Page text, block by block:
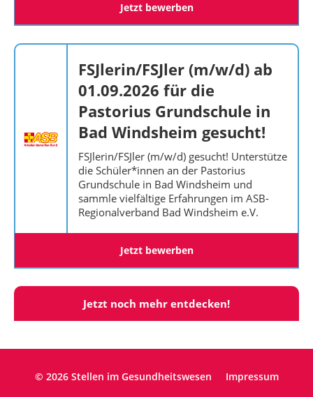
Jetzt bewerben
FSJlerin/FSJler (m/w/d) ab
01.09.2026 für die
Pastorius Grundschule in
Bad Windsheim gesucht!
FSJlerin/FSJler (m/w/d) gesucht! Unterstütze
die Schüler*innen an der Pastorius
Grundschule in Bad Windsheim und
sammle vielfältige Erfahrungen im ASB-
Regionalverband Bad Windsheim e.V.
Jetzt bewerben
Jetzt noch mehr entdecken!
© 2026 Stellen im Gesundheitswesen Impressum